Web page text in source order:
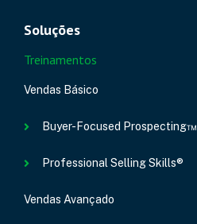
Soluções
Treinamentos
Vendas Básico
Buyer-Focused Prospecting™
Professional Selling Skills®
Vendas Avançado